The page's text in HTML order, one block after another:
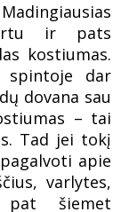
ir pats
kostiumas.
dar
dovana sau
– tai
Tad jei tokį
apie
varlytes,
pat šiemet